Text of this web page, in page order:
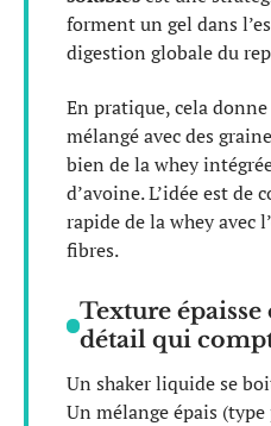
forment un gel dans
digestion globale du
En pratique, cela
mélangé avec des
bien de la whey
d’avoine. L’idée est de
rapide de la whey avec
fibres.
Texture
détail qui
Un shaker liquide se
Un mélange épais